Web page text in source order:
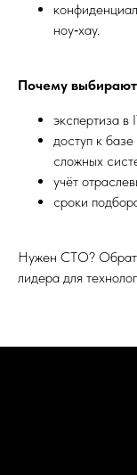
ноу‑хау.
Почему
экспертиза в
доступ к
сложных
учёт
сроки
Нужен CTO?
лидера для